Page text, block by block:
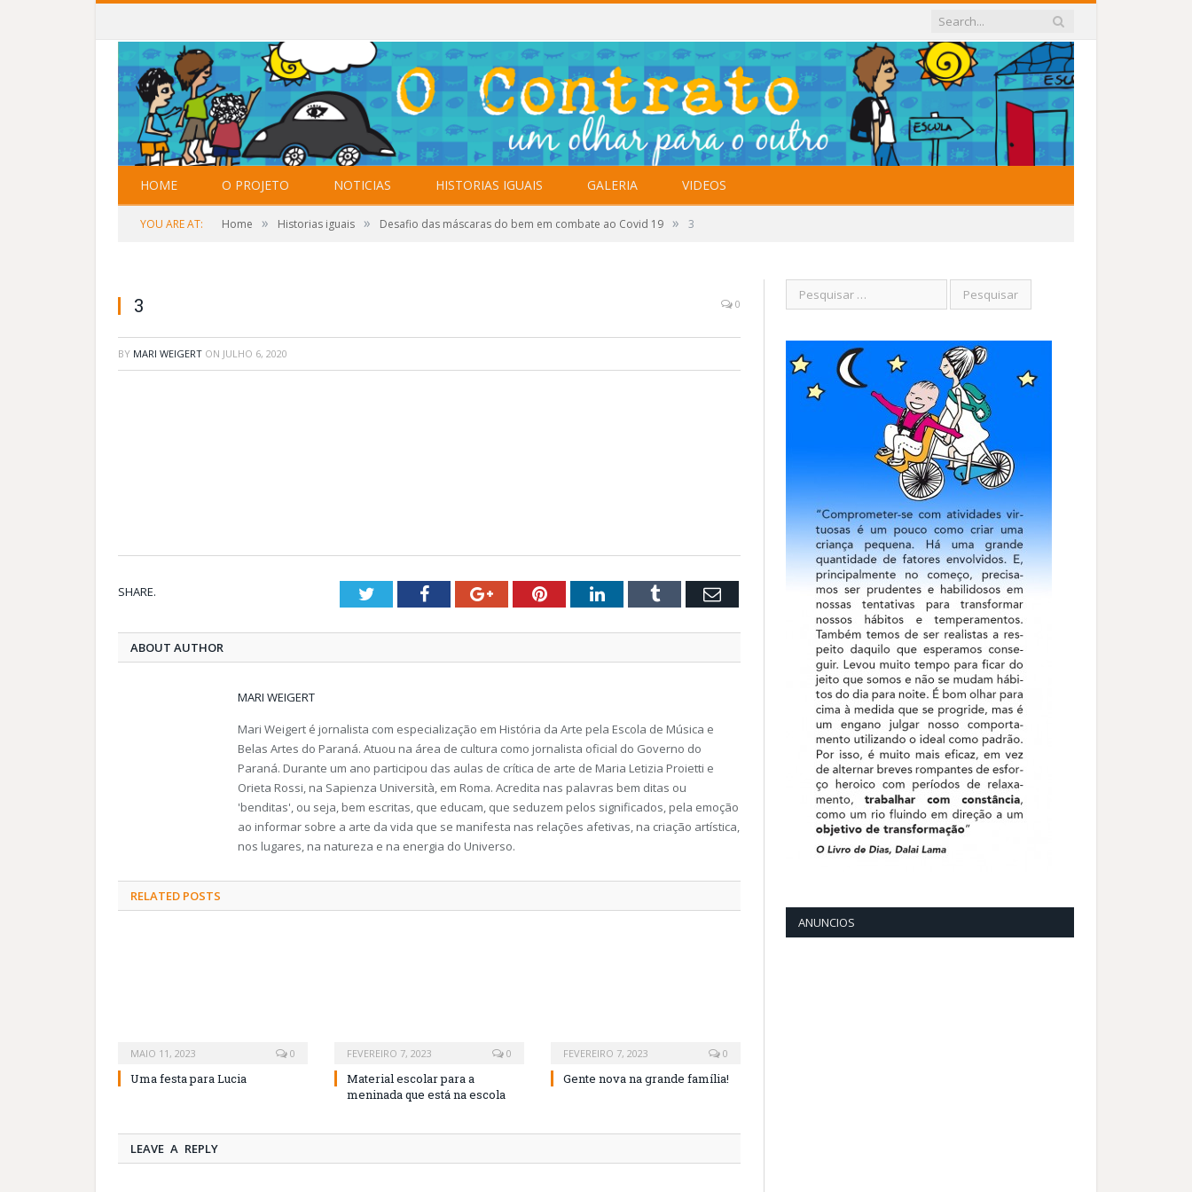
HOME O PROJETO NOTICIAS HISTORIAS IGUAIS GALERIA VIDEOS
YOU ARE AT: Home » Historias iguais » Desafio das máscaras do bem em combate ao Covid 19 » 3
3 0
BY MARI WEIGERT ON JULHO 6, 2020
SHARE. TwitterFacebookGoogle+PinterestLinkedInTumblr Email
ABOUT AUTHOR
MARI WEIGERT
Mari Weigert é jornalista com especialização em História da Arte pela Escola de Música e
Belas Artes do Paraná. Atuou na área de cultura como jornalista oficial do Governo do
Paraná. Durante um ano participou das aulas de crítica de arte de Maria Letizia Proietti e
Orieta Rossi, na Sapienza Università, em Roma. Acredita nas palavras bem ditas ou
'benditas', ou seja, bem escritas, que educam, que seduzem pelos significados, pela emoção
ao informar sobre a arte da vida que se manifesta nas relações afetivas, na criação artística,
nos lugares, na natureza e na energia do Universo.
RELATED POSTS
MAIO 11, 2023 0
Uma festa para Lucia
FEVEREIRO 7, 2023 0
Material escolar para a
meninada que está na escola
FEVEREIRO 7, 2023 0
Gente nova na grande família!
LEAVE A REPLY
ANUNCIOS